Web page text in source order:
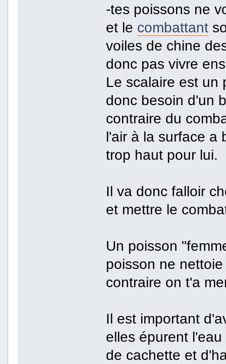
-tes poissons ne
et le combattant
voiles de chine
donc pas vivre
Le scalaire est un
donc besoin d'un
contraire du
l'air à la surface a
trop haut pour lui.
Il va donc falloir
et mettre le
Un poisson
poisson ne
contraire on t'a
Il est important
elles épurent l'eau
de cachette et